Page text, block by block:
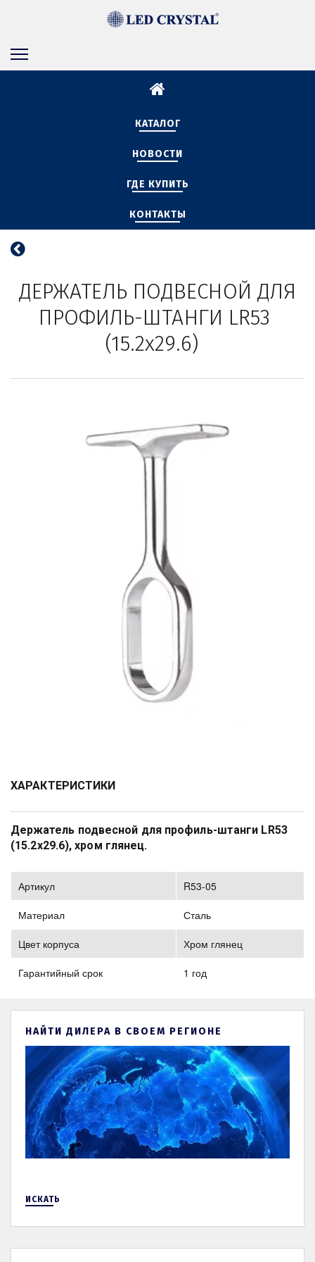
КАТАЛОГ
НОВОСТИ
ГДЕ КУПИТЬ
КОНТАКТЫ
ПРОФИЛЬ-ШТАНГИ LR53
(15.2х29.6)
ХАРАКТЕРИСТИКИ
Держатель подвесной для профиль-штанги LR53
(15.2х29.6), хром глянец.
Артикул R53-05
Материал Сталь
Цвет корпуса Хром глянец
Гарантийный срок 1 год
НАЙТИ ДИЛЕРА В СВОЕМ РЕГИОНЕ
ИСКАТЬ